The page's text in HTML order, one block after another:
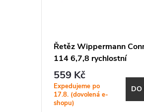
Řetěz Wippermann
114 6,7,8 rychlostní
559 Kč
Expedujeme po
17.8. (dovolená e-
shopu)
DO